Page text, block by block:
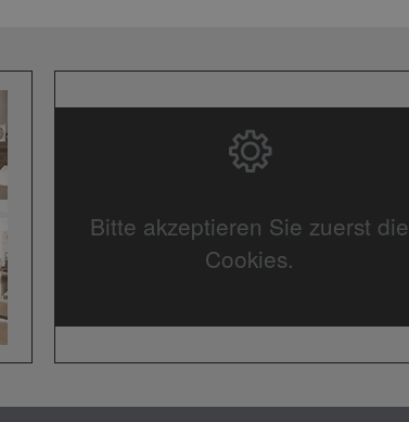
Bitte akzeptieren Sie zuerst die
Cookies.